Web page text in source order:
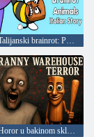
Talijanski brainrot: Pomozite mi
Horor u bakinom skladištu